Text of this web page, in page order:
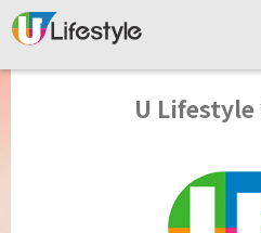
U Lifestyle